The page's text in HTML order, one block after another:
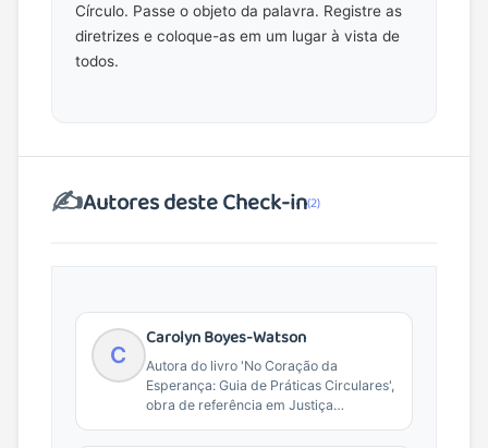
Círculo. Passe o objeto da palavra. Registre as
diretrizes e coloque-as em um lugar à vista de
todos.
✍️Autores deste Check-in(2)
C
Carolyn Boyes-Watson
Autora do livro 'No Coração da
Esperança: Guia de Práticas Circulares',
obra de referência em Justiça